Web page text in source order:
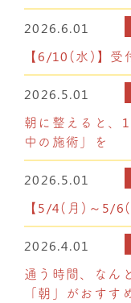
2026.6.01
【6/10(水)】受
2026.5.01
朝に整えると、
中の施術」を
2026.5.01
【5/4(月)～5/
2026.4.01
通う時間、なん
「朝」がおすす